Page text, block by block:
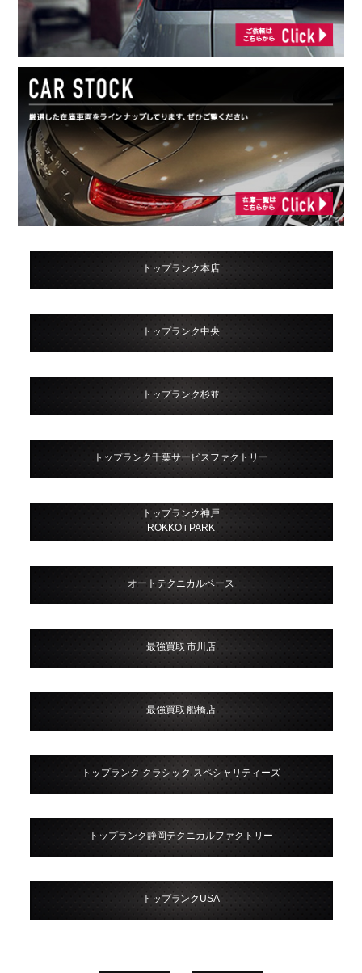
トップランク本店
トップランク中央
トップランク杉並
トップランク千葉サービスファクトリー
トップランク神戸
ROKKO i PARK
オートテクニカルベース
最強買取 市川店
最強買取 船橋店
トップランク クラシック スペシャリティーズ
トップランク静岡テクニカルファクトリー
トップランクUSA